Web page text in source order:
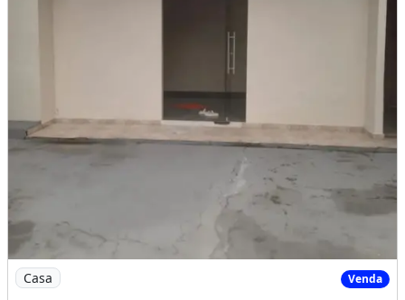
Imagem: Oportunidade Imperdível!
Casa Venda